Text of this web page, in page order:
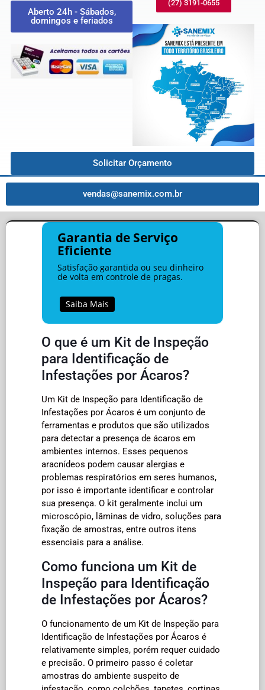
Aberto 24h - Sábados,
domingos e feriados
(27) 3191-0655
Solicitar Orçamento
vendas@sanemix.com.br
Garantia de Serviço
Eficiente
Satisfação garantida ou seu dinheiro
de volta em controle de pragas.
Saiba Mais
O que é um Kit de Inspeção
para Identificação de
Infestações por Ácaros?
Um Kit de Inspeção para Identificação de
Infestações por Ácaros é um conjunto de
ferramentas e produtos que são utilizados
para detectar a presença de ácaros em
ambientes internos. Esses pequenos
aracnídeos podem causar alergias e
problemas respiratórios em seres humanos,
por isso é importante identificar e controlar
sua presença. O kit geralmente inclui um
microscópio, lâminas de vidro, soluções para
fixação de amostras, entre outros itens
essenciais para a análise.
Como funciona um Kit de
Inspeção para Identificação
de Infestações por Ácaros?
O funcionamento de um Kit de Inspeção para
Identificação de Infestações por Ácaros é
relativamente simples, porém requer cuidado
e precisão. O primeiro passo é coletar
amostras do ambiente suspeito de